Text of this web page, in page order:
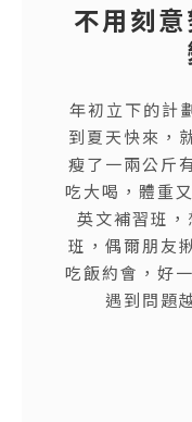
不用刻
年初立下的計
到夏天快來，
瘦了一兩公斤
吃大喝，體重
英文補習班
班，偶爾朋友
吃飯約會，好
遇到問題